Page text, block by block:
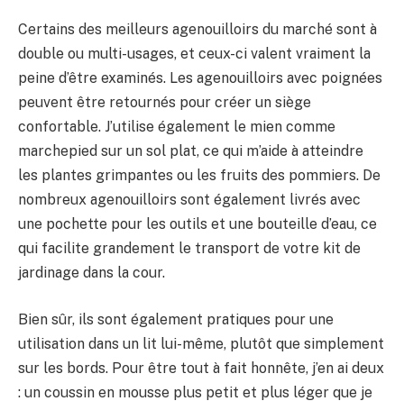
Certains des meilleurs agenouilloirs du marché sont à
double ou multi-usages, et ceux-ci valent vraiment la
peine d’être examinés. Les agenouilloirs avec poignées
peuvent être retournés pour créer un siège
confortable. J’utilise également le mien comme
marchepied sur un sol plat, ce qui m’aide à atteindre
les plantes grimpantes ou les fruits des pommiers. De
nombreux agenouilloirs sont également livrés avec
une pochette pour les outils et une bouteille d’eau, ce
qui facilite grandement le transport de votre kit de
jardinage dans la cour.
Bien sûr, ils sont également pratiques pour une
utilisation dans un lit lui-même, plutôt que simplement
sur les bords. Pour être tout à fait honnête, j’en ai deux
: un coussin en mousse plus petit et plus léger que je